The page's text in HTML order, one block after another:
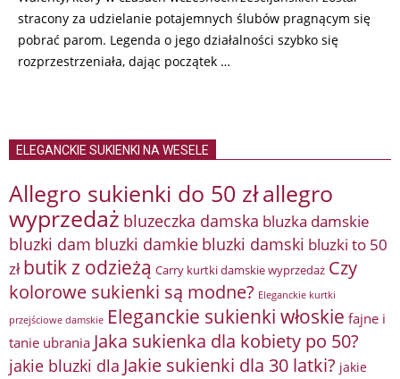
stracony za udzielanie potajemnych ślubów pragnącym się
pobrać parom. Legenda o jego działalności szybko się
rozprzestrzeniała, dając początek …
ELEGANCKIE SUKIENKI NA WESELE
Allegro sukienki do 50 złallegro
wyprzedaż bluzeczka damska bluzka damskie
bluzki dam bluzki damkie bluzki damski bluzki to 50
zł butik z odzieżą Carry kurtki damskie wyprzedaż Czy
kolorowe sukienki są modne? Eleganckie kurtki
przejściowe damskie Eleganckie sukienki włoskie fajne i
tanie ubrania Jaka sukienka dla kobiety po 50?
jakie bluzki dla Jakie sukienki dla 30 latki? jakie